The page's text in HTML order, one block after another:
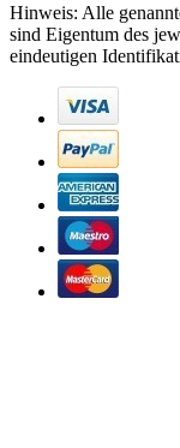
Hinweis: Alle
sind Eigentum des
eindeutigen